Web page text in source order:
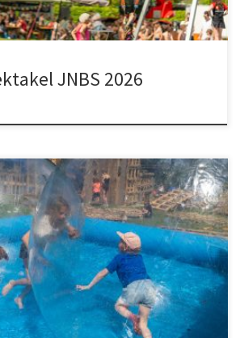
JNBS 2026
van het jaar valt samen met Spektakel
wolkjes en een heerlijke 29 graden: heel
het niet krijgen. We zorgen voor genoeg
Voor alle ouders-familie-en-
induiken staat er genoeg